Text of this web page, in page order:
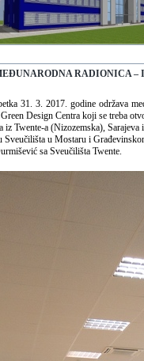
RADIONICA –
31. 3. 2017. godine održava
Design Centra koji se treba
Twente-a (Nizozemska), Sarajeva
Sveučilišta u Mostaru i
sa Sveučilišta Twente.